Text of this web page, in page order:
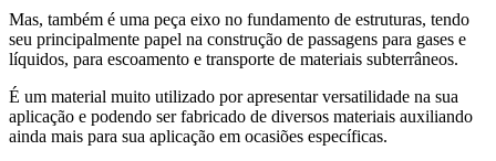
Mas, também é uma peça eixo no fundamento de estruturas, tendo
seu principalmente papel na construção de passagens para gases e
líquidos, para escoamento e transporte de materiais subterrâneos.
É um material muito utilizado por apresentar versatilidade na sua
aplicação e podendo ser fabricado de diversos materiais auxiliando
ainda mais para sua aplicação em ocasiões específicas.